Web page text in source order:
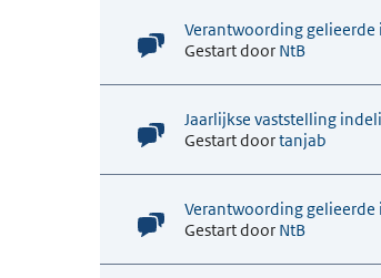
Verantwoording gelieerde
Gestart door NtB
Jaarlijkse vaststelling
Gestart doortanjab
Verantwoording gelieerde
Gestart door NtB